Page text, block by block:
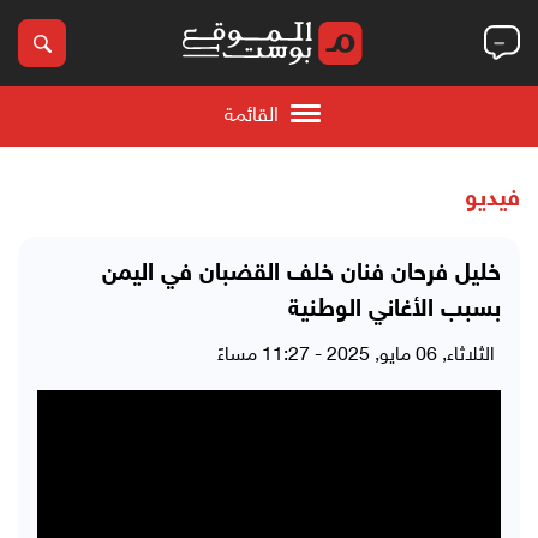
القائمة
فيديو
خليل فرحان فنان خلف القضبان في اليمن
بسبب الأغاني الوطنية
الثلاثاء, 06 مايو, 2025 - 11:27 مساءً